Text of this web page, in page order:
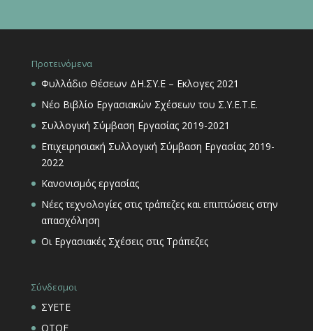
Προτεινόμενα
Φυλλάδιο Θέσεων ΔΗ.ΣΥ.Ε – Εκλογες 2021
Νέο Βιβλίο Εργασιακών Σχέσεων του Σ.Υ.Ε.Τ.Ε.
Συλλογική Σύμβαση Εργασίας 2019-2021
Επιχειρησιακή Συλλογική Σύμβαση Εργασίας 2019-
2022
Κανονισμός εργασίας
Νέες τεχνολογίες στις τράπεζες και επιπτώσεις στην
απασχόληση
Οι Εργασιακές Σχέσεις στις Τράπεζες
Σύνδεσμοι
ΣΥΕΤΕ
ΟΤΟΕ